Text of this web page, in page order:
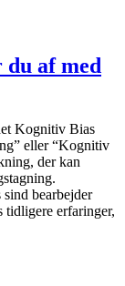
af med
Kognitiv Bias
eller “Kognitiv
der kan
bearbejder
tidligere erfaringer,